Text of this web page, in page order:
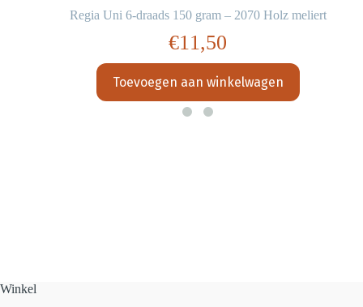
Regia Uni 6-draads 150 gram – 2070 Holz meliert
€11,50
Toevoegen aan winkelwagen
Winkel